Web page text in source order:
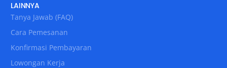
LAINNYA
Tanya Jawab (FAQ)
Cara Pemesanan
Konfirmasi Pembayaran
Lowongan Kerja